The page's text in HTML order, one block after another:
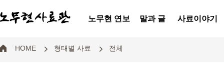
노무현 연보 말과 글 사료이야기
HOME 형태별 사료 전체